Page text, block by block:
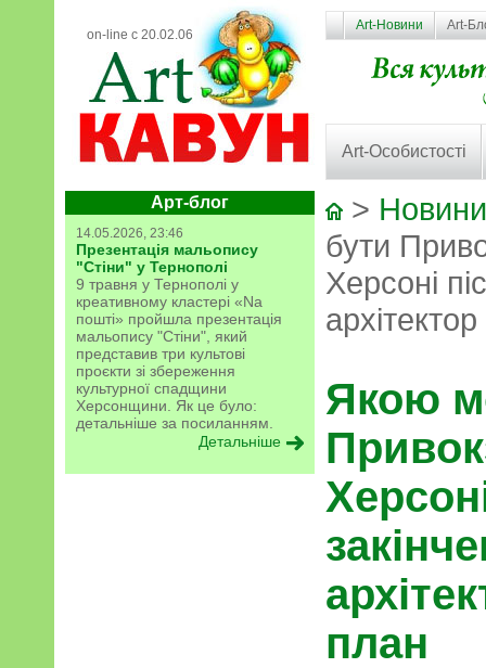
on-line с 20.02.06
Art-Новини Art-
Art-Особистості
Арт-блог
14.05.2026, 23:46
Презентація мальопису
"Стіни" у Тернополі
9 травня у Тернополі у
креативному кластері «Na
пошті» пройшла презентація
мальопису "Стіни", який
представив три культові
проєкти зі збереження
культурної спадщини
Херсонщини. Як це було:
детальніше за посиланням.
Детальніше
>
бути
Херсоні
Якою
план